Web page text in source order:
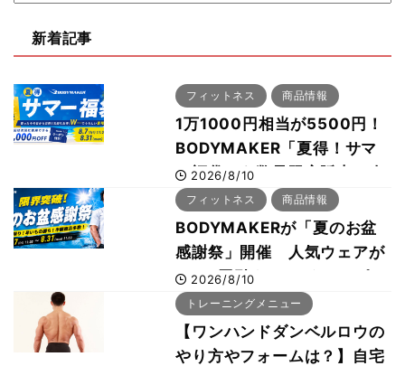
新着記事
フィットネス 商品情報
1万1000円相当が5500円！
BODYMAKER「夏得！サマ
ー福袋」を数量限定販売 次
回使える1000円OFFクーポ
ンも
2026/8/10
フィットネス 商品情報
BODYMAKERが「夏のお盆
感謝祭」開催 人気ウェアが
1000円引き、UVクールポン
チョは半額の990円に
2026/8/10
トレーニングメニュー
【ワンハンドダンベルロウの
やり方やフォームは？】自宅